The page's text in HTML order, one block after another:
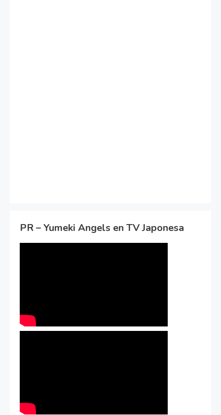
PR – Yumeki Angels en TV Japonesa